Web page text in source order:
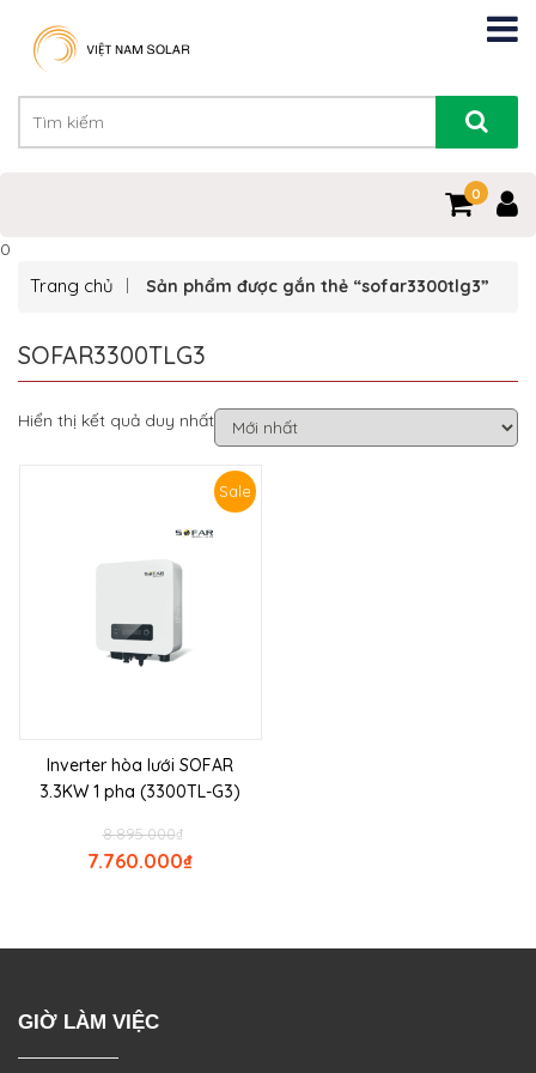
0
0
Trang chủ Sản phẩm được gắn thẻ “sofar3300tlg3”
SOFAR3300TLG3
Hiển thị kết quả duy nhất
Sale
Inverter hòa lưới SOFAR
3.3KW 1 pha (3300TL-G3)
₫
8.895.000
₫
7.760.000
GIỜ LÀM VIỆC